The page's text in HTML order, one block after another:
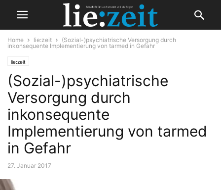
Home lie:zeit
(Sozial-)psychiatrische Versorgung durch
inkonsequente Implementierung von tarmed in Gefahr
lie:zeit
(Sozial-)psychiatrische
Versorgung durch
inkonsequente
Implementierung von tarmed
in Gefahr
27. Januar 2017